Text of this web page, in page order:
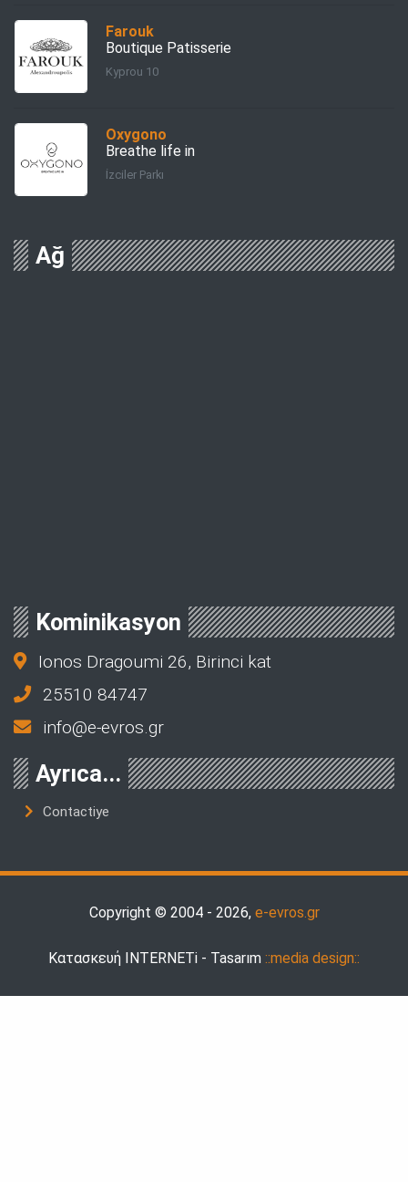
Farouk
Boutique Patisserie
Kyprou 10
Oxygono
Breathe life in
İzciler Parkı
Ağ
Kominikasyon
Ionos Dragoumi 26, Birinci kat
25510 84747
info@e-evros.gr
Ayrıca...
Contactiye
Copyright © 2004 - 2026, e-evros.gr
Κατασκευή INTERNETi - Tasarım ::media design::